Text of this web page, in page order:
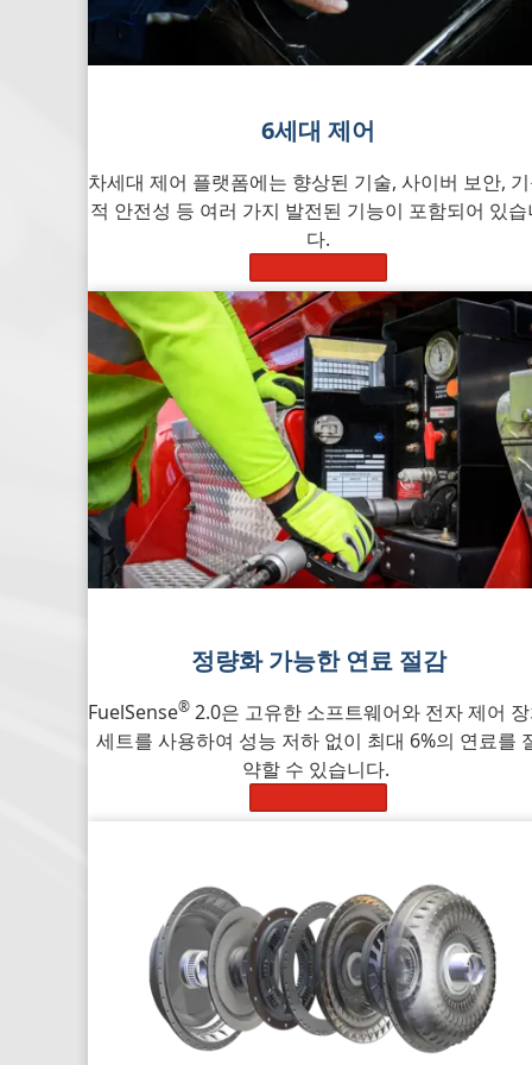
6세대 제어
차세대 제어 플랫폼에는 향상된 기술, 사이버 보안,
적 안전성 등 여러 가지 발전된 기능이 포함되어 있습
다.
정량화 가능한 연료 절감
FuelSense® 2.0은 고유한 소프트웨어와 전자 제어
세트를 사용하여 성능 저하 없이 최대 6%의 연료를
약할 수 있습니다.